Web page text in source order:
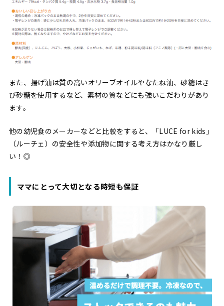
また、揚げ油は質の高いオリーブオイルやなたね油、砂糖はき
び砂糖を使用するなど、素材の質などにも強いこだわりがあり
ます。
他の幼児食のメーカーなどと比較をすると、「LUCE for kids」
（ルーチェ）の安全性や添加物に関する考え方はかなり厳し
い！◎
ママにとって大切となる時短も保証